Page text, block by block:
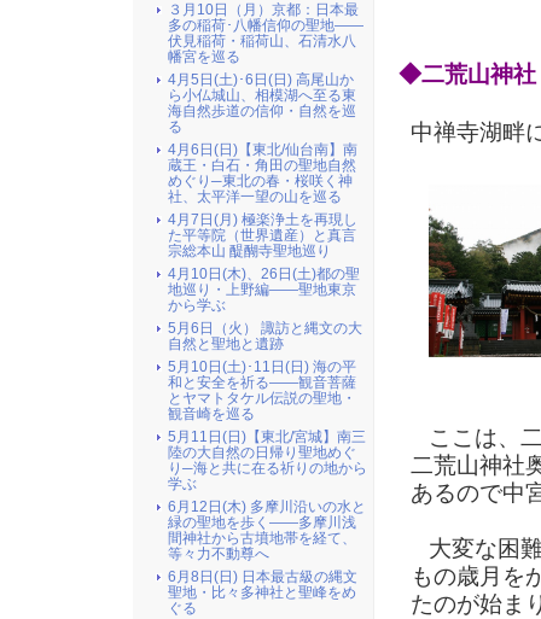
◆二荒山神
中禅寺湖畔
ここは、
二荒山神社
あるので中
大変な困
もの歳月を
たのが始ま
３月10日（月）京都：日本最
多の稲荷･八幡信仰の聖地――
伏見稲荷・稲荷山、石清水八
幡宮を巡る
4月5日(土)･6日(日) 高尾山か
ら小仏城山、相模湖へ至る東
海自然歩道の信仰・自然を巡
る
4月6日(日)【東北/仙台南】南
蔵王・白石・角田の聖地自然
めぐり─東北の春・桜咲く神
社、太平洋一望の山を巡る
4月7日(月) 極楽浄土を再現し
た平等院（世界遺産）と真言
宗総本山 醍醐寺聖地巡り
4月10日(木)、26日(土)都の聖
地巡り・上野編――聖地東京
から学ぶ
5月6日（火） 諏訪と縄文の大
自然と聖地と遺跡
5月10日(土)･11日(日) 海の平
和と安全を祈る――観音菩薩
とヤマトタケル伝説の聖地・
観音崎を巡る
5月11日(日)【東北/宮城】南三
陸の大自然の日帰り聖地めぐ
り─海と共に在る祈りの地から
学ぶ
6月12日(木) 多摩川沿いの水と
緑の聖地を歩く――多摩川浅
間神社から古墳地帯を経て、
等々力不動尊へ
6月8日(日) 日本最古級の縄文
聖地・比々多神社と聖峰をめ
ぐる